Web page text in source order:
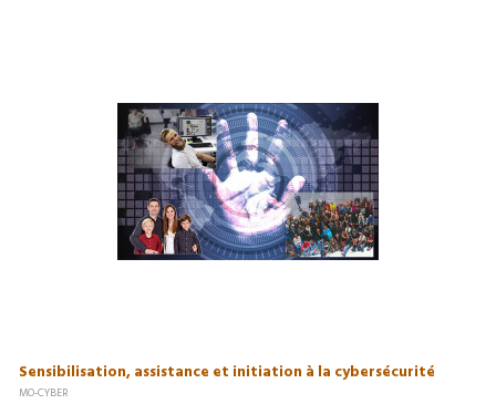
Sensibilisation, assistance et initiation à la cybersécurité
MO-CYBER